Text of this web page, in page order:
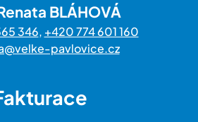
BLÁHOVÁ
346, +420 774 601 160
pavlovice.cz